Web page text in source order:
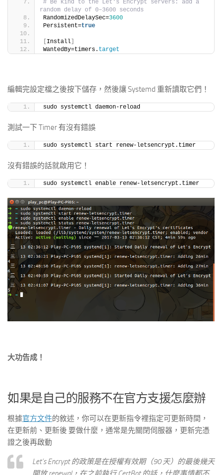
# Be kind to the Let's Encrypt servers: add a
random delay of 0–3600 seconds
RandomizedDelaySec=3600
Persistent=true
[Install]
WantedBy=timers. target
編輯完設定檔之後按下儲存，然後讓 Systemd 重新讀取它們！
sudo systemctl daemon-reload
測試一下 Timer 有沒有錯誤
sudo systemctl start renew-letsencrypt.timer
沒有錯誤的話就啟用它！
sudo systemctl enable renew-letsencrypt.timer
大功告成！
如果是自己的服務不在官方支援怎麼辦
根據官方文件的敘述，你可以在更新指令裡指定可更新時間，
在更新前、更新後 要做什麼，通常是先關閉伺服器，更新完憑
證之後再啟動
Let’s Encrypt 的政策是在授權有效期（90 天）的最後幾天